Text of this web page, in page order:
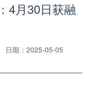
4月30日获融
日期：2025-05-05